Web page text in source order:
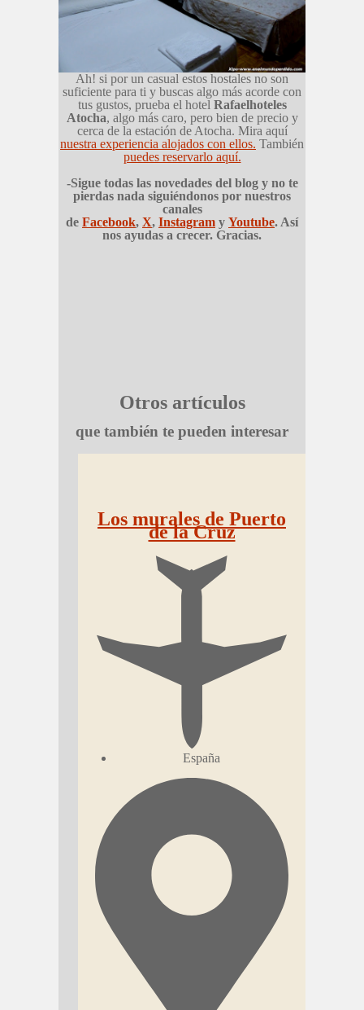
Ah! si por un casual estos hostales no son
suficiente para ti y buscas algo más acorde con
tus gustos, prueba el hotel Rafaelhoteles
Atocha, algo más caro, pero bien de precio y
cerca de la estación de Atocha. Mira aquí
nuestra experiencia alojados con ellos. También
puedes reservarlo aquí.
-Sigue todas las novedades del blog y no te
pierdas nada siguiéndonos por nuestros
canales
de Facebook, X, Instagram y Youtube. Así
nos ayudas a crecer. Gracias.
Otros artículos
que también te pueden interesar
Los murales de Puerto
de la Cruz
España